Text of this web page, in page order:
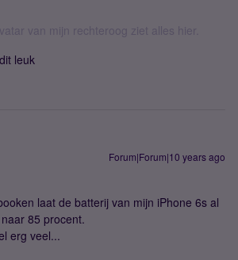
van mijn rechteroog ziet alles hier.
leuk
Forum|Forum|10 years ago
laat de batterij van mijn iPhone 6s al
85 procent.
erg veel...